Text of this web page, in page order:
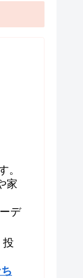
。
家
デ
投